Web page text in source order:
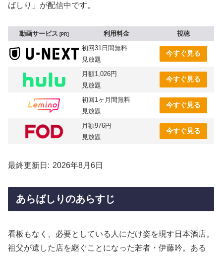
ばしり」が配信中です。
動画サービス PR 利用料金
視聴
初回31日間無料
見放題
今すぐ見る
月額1,026円
見放題
今すぐ見る
初回1ヶ月間無料
見放題
今すぐ見る
月額976円
見放題
今すぐ見る
最終更新日 2026年8月6日
あらばしりのあらすじ
看板もなく、必要としている人にだけ姿を現す日本酒店。
祖父が遺した店を継ぐことになった若者・伊藤吟。ある